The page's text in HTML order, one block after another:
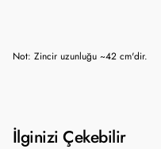
Not: Zincir uzunluğu ~42 cm'dir.
İlginizi Çekebilir